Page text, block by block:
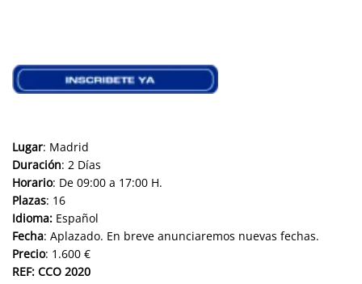
Lugar: Madrid
Duración: 2 Días
Horario: De 09:00 a 17:00 H.
Plazas: 16
Idioma: Español
Fecha: Aplazado. En breve anunciaremos nuevas fechas.
Precio: 1.600 €
REF: CCO 2020